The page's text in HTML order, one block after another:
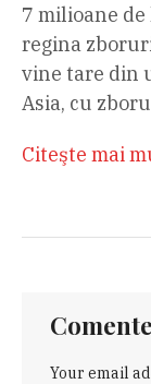
7 milioane
regina
vine tare din
Asia, cu
Citeşte mai
Your email